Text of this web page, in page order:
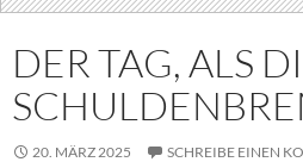
DER TAG, ALS
20. MÄRZ 2025 SCHREIBE EINEN